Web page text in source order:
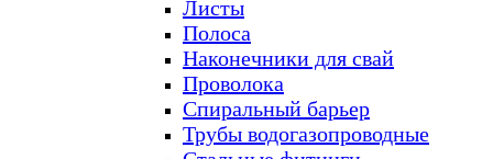
Листы
Полоса
Наконечники для свай
Проволока
Спиральный барьер
Трубы водогазопроводные